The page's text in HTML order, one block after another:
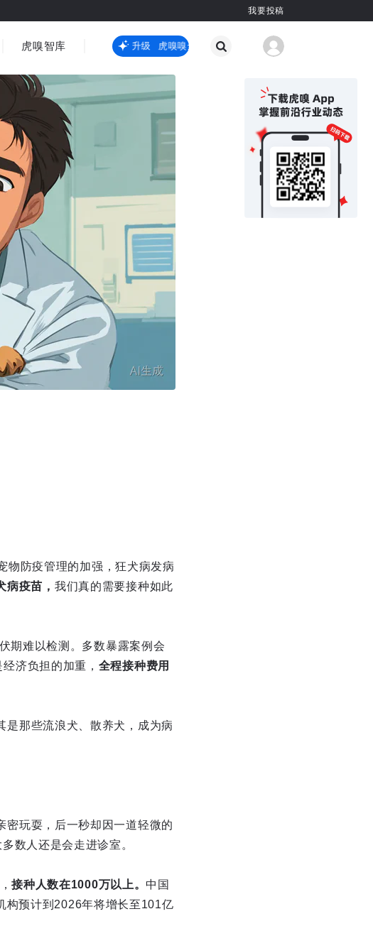
我要投稿
国际热点
其他
虎嗅智库 虎嗅嗅全新升级 虎嗅嗅全新升级
物防疫管理的加强，狂犬病发病
病疫苗， 我们真的需要接种如此
期难以检测。多数暴露案例会
济负担的加重， 全程接种费用
是那些流浪犬、散养犬，成为病
密玩耍，后一秒却因一道轻微的
数人还是会走进诊室。
接种人数在1000万以上。中国
构预计到2026年将增长至101亿